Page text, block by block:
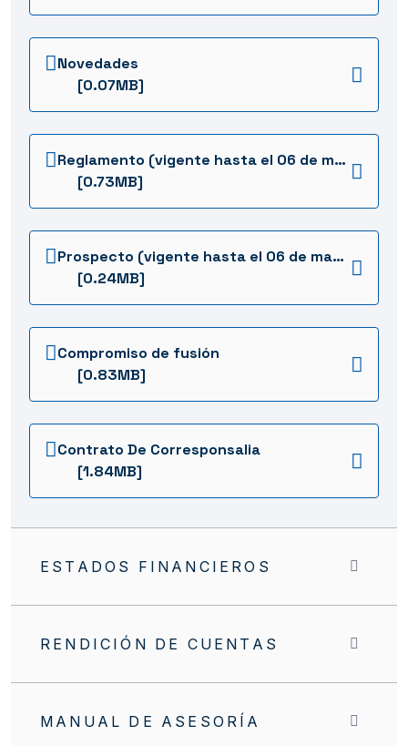
Novedades
[0.07MB]
Reglamento (vigente hasta el 06 de mayo de 2026)
[0.73MB]
Prospecto (vigente hasta el 06 de mayo de 2026)
[0.24MB]
Compromiso de fusión
[0.83MB]
Contrato De Corresponsalia
[1.84MB]
ESTADOS FINANCIEROS
RENDICIÓN DE CUENTAS
MANUAL DE ASESORÍA